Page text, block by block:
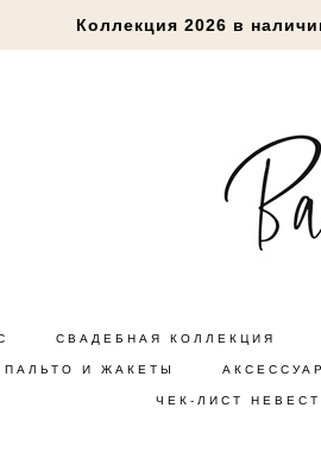
Коллекция 2026 в
СВАДЕБНАЯ КОЛЛЕКЦИЯ
И ЖАКЕТЫ
ЧЕК-ЛИСТ